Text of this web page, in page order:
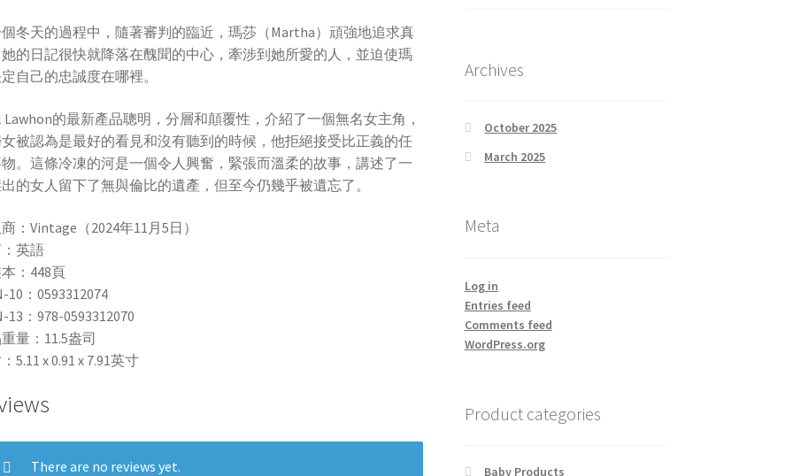
冬天的過程中，隨著審判的臨近，瑪莎（Martha）頑強地追求真
的日記很快就降落在醜聞的中心，牽涉到她所愛的人，並迫使瑪
自己的忠誠度在哪裡。
Lawhon的最新產品聰明，分層和顛覆性，介紹了一個無名女主角，
被認為是最好的看見和沒有聽到的時候，他拒絕接受比正義的任
。這條冷凍的河是一個令人興奮，緊張而溫柔的故事，講述了一
的女人留下了無與倫比的遺產，但至今仍幾乎被遺忘了。
：Vintage（2024年11月5日）
英語
：448頁
10：0593312074
13：978-0593312070
量：11.5盎司
5.11 x 0.91 x 7.91英寸
There are no reviews yet.
Archives
October 2025
March 2025
Meta
Log in
Entries feed
Comments feed
WordPress.org
Product categories
Baby Products